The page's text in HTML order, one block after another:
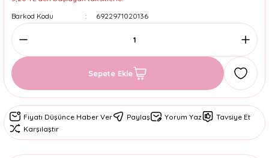
Barkod Kodu
6922971020136
Sepete Ekle
Fiyatı Düşünce Haber Ver Paylaş Yorum Yaz
Tavsiye Et
Karşılaştır